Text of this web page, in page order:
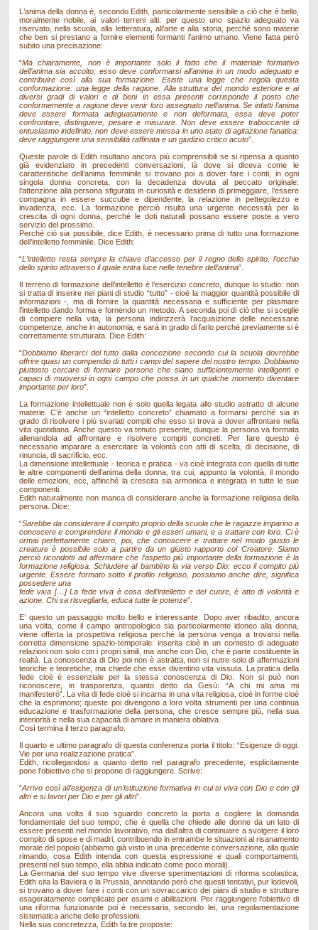
L’anima della donna è, secondo Edith, particolarmente sensibile a ciò che è bello,
moralmente nobile, ai valori terreni alti: per questo uno spazio adeguato va
riservato, nella scuola, alla letteratura, all’arte e alla storia, perché sono materie
che ben si prestano a fornire elementi formanti l’animo umano. Viene fatta però
subito una precisazione:
“Ma chiaramente, non è importante solo il fatto che il materiale formativo
dell’anima sia accolto; esso deve conformarsi all’anima in un modo adeguato e
contribuire così alla sua formazione. Esiste una legge che regola questa
conformazione: una legge della ragione. Alla struttura del mondo esteriore e ai
diversi gradi di valori e di beni in essa presenti corrisponde il posto che
conformemente a ragione deve venir loro assegnato nell’anima. Se infatti l’anima
deve essere formata adeguatamente e non deformata, essa deve poter
confrontare, distinguere, pesare e misurare. Non deve essere traboccante di
entusiasmo indefinito, non deve essere messa in uno stato di agitazione fanatica:
deve raggiungere una sensibilità raffinata e un giudizio critico acuto”.
Queste parole di Edith risultano ancora più comprensibili se si ripensa a quanto
già evidenziato in precedenti conversazioni, là dove si diceva come le
caratteristiche dell’anima femminile si trovano poi a dover fare i conti, in ogni
singola donna concreta, con la decadenza dovuta al peccato originale:
l’attenzione alla persona sfigurata in curiosità e desiderio di primeggiare, l’essere
compagna in essere succube e dipendente, la relazione in pettegolezzo e
invadenza, ecc. La formazione perciò risulta una urgente necessità per la
crescita di ogni donna, perché le doti naturali possano essere poste a vero
servizio del prossimo.
Perché ciò sia possibile, dice Edith, è necessario prima di tutto una formazione
dell’intelletto femminile. Dice Edith:
“L’intelletto resta sempre la chiave d’accesso per il regno dello spirito, l’occhio
dello spirito attraverso il quale entra luce nelle tenebre dell’anima”.
Il terreno di formazione dell’intelletto è l’esercizio concreto, dunque lo studio: non
si tratta di inserire nei piani di studio “tutto” - cioè la maggior quantità possibile di
informazioni -, ma di fornire la quantità necessaria e sufficiente per plasmare
l’intelletto dando forma e fornendo un metodo. A seconda poi di ciò che si sceglie
di compiere nella vita, la persona indirizzerà l’acquisizione delle necessarie
competenze, anche in autonomia, e sarà in grado di farlo perché previamente si è
correttamente strutturata. Dice Edith:
“Dobbiamo liberarci del tutto dalla concezione secondo cui la scuola dovrebbe
offrire quasi un compendio di tutti i campi del sapere del nostro tempo. Dobbiamo
piuttosto cercare di formare persone che siano sufficientemente intelligenti e
capaci di muoversi in ogni campo che possa in un qualche momento diventare
importante per loro”.
La formazione intellettuale non è solo quella legata allo studio astratto di alcune
materie. C’è anche un “intelletto concreto” chiamato a formarsi perché sia in
grado di risolvere i più svariati compiti che esso si trova a dover affrontare nella
vita quotidiana. Anche questo va tenuto presente, dunque la persona va formata
allenandola ad affrontare e risolvere compiti concreti. Per fare questo è
necessario imparare a esercitare la volontà con atti di scelta, di decisione, di
rinuncia, di sacrificio, ecc.
La dimensione intellettuale - teorica e pratica - va cioè integrata con quella di tutte
le altre componenti dell’anima della donna, tra cui, appunto la volontà, il mondo
delle emozioni, ecc, affinché la crescita sia armonica e integrata in tutte le sue
componenti.
Edith naturalmente non manca di considerare anche la formazione religiosa della
persona. Dice:
“Sarebbe da considerare il compito proprio della scuola che le ragazze imparino a
conoscere e comprendere il mondo e gli esseri umani, e a trattare con loro. Ci è
ormai perfettamente chiaro, poi, che conoscere e trattare nel modo giusto le
creature è possibile solo a partire da un giusto rapporto col Creatore. Siamo
perciò ricondotti ad affermare che l’aspetto più importante della formazione è la
formazione religiosa. Schiudere al bambino la via verso Dio: ecco il compito più
urgente. Essere formato sotto il profilo religioso, possiamo anche dire, significa
possedere una
fede viva […] La fede viva è cosa dell’intelletto e del cuore, è atto di volontà e
azione. Chi sa risvegliarla, educa tutte le potenze”.
E’ questo un passaggio molto bello e interessante. Dopo aver ribadito, ancora
una volta, come il campo antropologico sia particolarmente idoneo alla donna,
viene offerta la prospettiva religiosa perché la persona venga a trovarsi nella
corretta dimensione spazio-temporale: inserita cioè in un contesto di adeguate
relazioni non solo con i propri simili, ma anche con Dio, che è parte costituente la
realtà. La conoscenza di Dio poi non è astratta, non si nutre solo di affermazioni
teoriche e teoretiche, ma chiede che esse diventino vita vissuta. La pratica della
fede cioè è essenziale per la stessa conoscenza di Dio. Non si può non
riconoscere, in trasparenza, quanto detto da Gesù: “A chi mi ama mi
manifesterò”. La vita di fede cioè si incarna in una vita religiosa, cioè in forme cioè
che la esprimono; queste poi divengono a loro volta strumenti per una continua
educazione e trasformazione della persona, che cresce sempre più, nella sua
interiorità e nella sua capacità di amare in maniera oblativa.
Così termina il terzo paragrafo.
Il quarto e ultimo paragrafo di questa conferenza porta il titolo: “Esigenze di oggi.
Vie per una realizzazione pratica”.
Edith, ricollegandosi a quanto detto nel paragrafo precedente, esplicitamente
pone l’obiettivo che si propone di raggiungere. Scrive:
“Arrivo così all’esigenza di un’istituzione formativa in cui si viva con Dio e con gli
altri e si lavori per Dio e per gli altri”.
Ancora una volta il suo sguardo concreto la porta a cogliere la domanda
fondamentale del suo tempo, che è quella che chiede alle donne da un lato di
essere presenti nel mondo lavorativo, ma dall’altra di continuare a svolgere il loro
compito di spose e di madri, contribuendo in entrambe le situazioni al risanamento
morale del popolo (abbiamo già visto in una precedente conversazione, alla quale
rimando, cosa Edith intenda con questa espressione e quali comportamenti,
presenti nel suo tempo, ella abbia indicato come poco morali).
La Germania del suo tempo vive diverse sperimentazioni di riforma scolastica;
Edith cita la Baviera e la Prussia, annotando però che questi tentativi, pur lodevoli,
si trovano a dover fare i conti con un sovraccarico dei piani di studio e strutture
esageratamente complicate per esami e abilitazioni. Per raggiungere l’obiettivo di
una riforma funzionante poi è necessaria, secondo lei, una regolamentazione
sistematica anche delle professioni.
Nella sua concretezza, Edith fa tre proposte: